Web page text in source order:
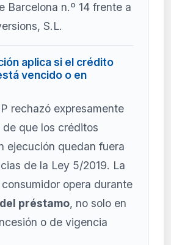
Barcelona n.º 14 frente a
S.L.
aplica si el crédito
vencido o en
rechazó expresamente
de que los créditos
ejecución quedan fuera
de la Ley 5/2019. La
opera durante
préstamo, no solo en
o de vigencia